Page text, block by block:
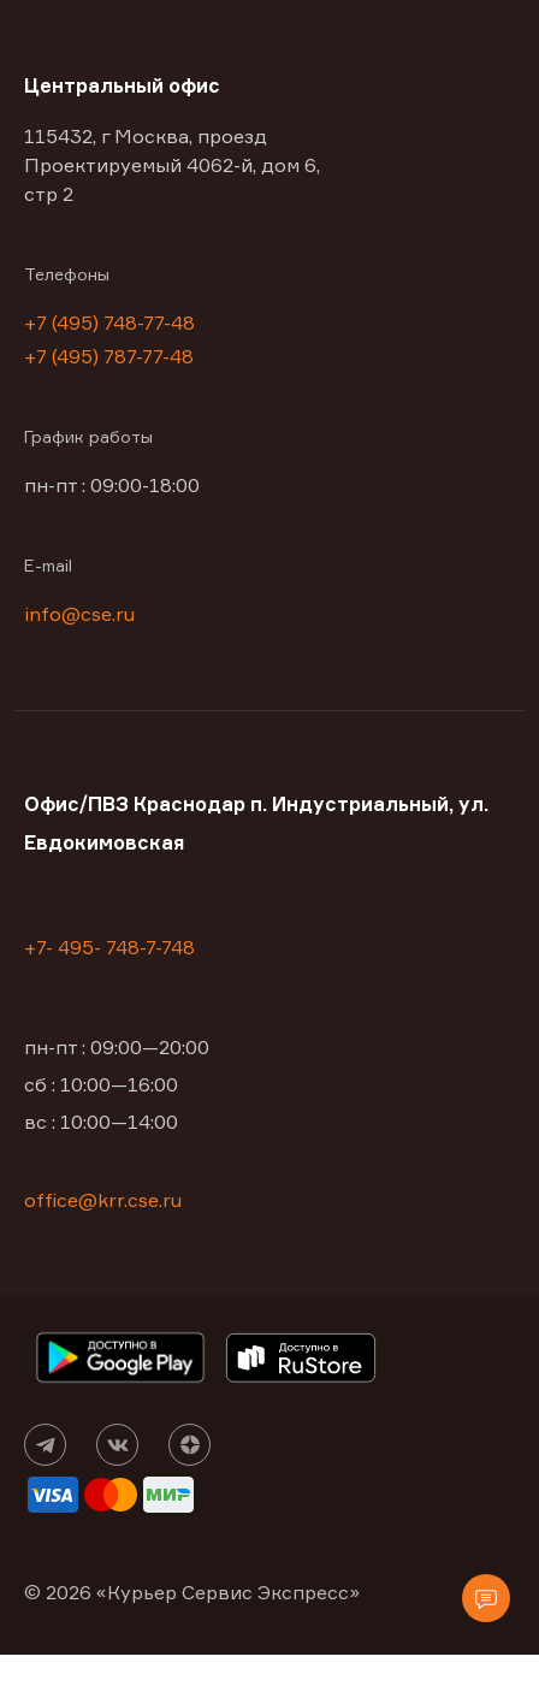
Центральный офис
115432, г Москва, проезд
Проектируемый 4062-й, дом 6,
стр 2
Телефоны
+7 (495) 748-77-48
+7 (495) 787-77-48
График работы
пн-пт : 09:00-18:00
E-mail
info@cse.ru
Офис/ПВЗ Краснодар п. Индустриальный, ул.
Евдокимовская
+7- 495- 748-7-748
пн-пт : 09:00—20:00
сб : 10:00—16:00
вс : 10:00—14:00
office@krr.cse.ru
© 2026 «Курьер Сервис Экспресс»